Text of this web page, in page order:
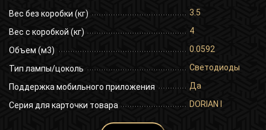
Вес без коробки (кг) 3.5
Вес с коробкой (кг) 4
Объем (м3) 0.0592
Тип лампы/цоколь Светодиоды
Поддержка мобильного приложения Да
Серия для карточки товара DORIAN I